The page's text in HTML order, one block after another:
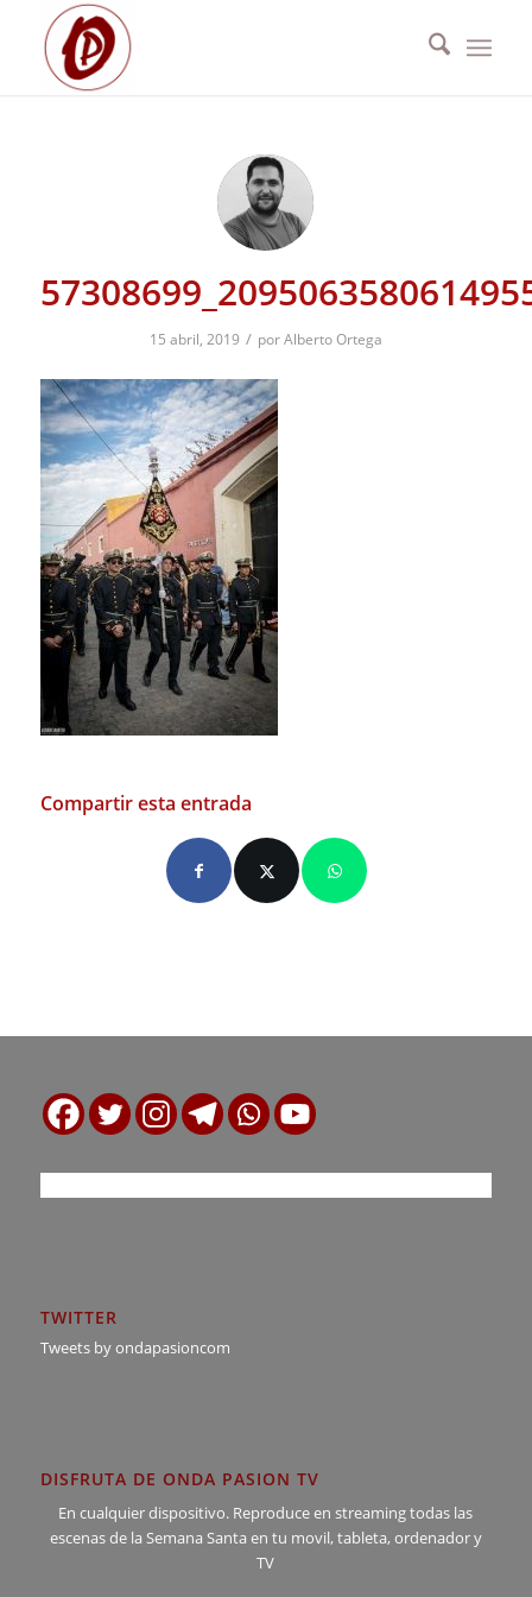
15 abril, 2019 / porAlberto Ortega
Compartir esta entrada
TWITTER
Tweets by ondapasioncom
DISFRUTA DE ONDA PASION TV
En cualquier dispositivo. Reproduce en streaming todas las
escenas de la Semana Santa en tu movil, tableta, ordenador y
TV